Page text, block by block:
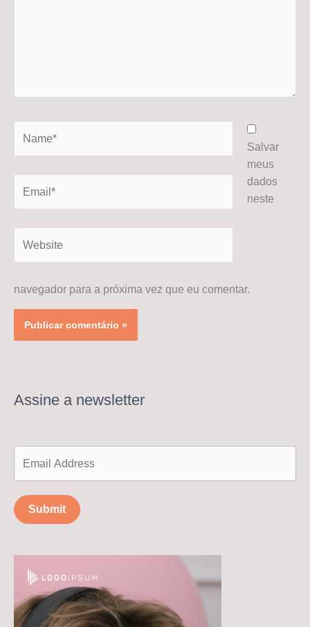
Salvar
meus
dados
neste
navegador para a próxima vez que eu comentar.
Assine a newsletter
Submit